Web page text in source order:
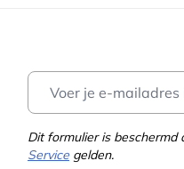
Dit formulier is beschermd
Service gelden.